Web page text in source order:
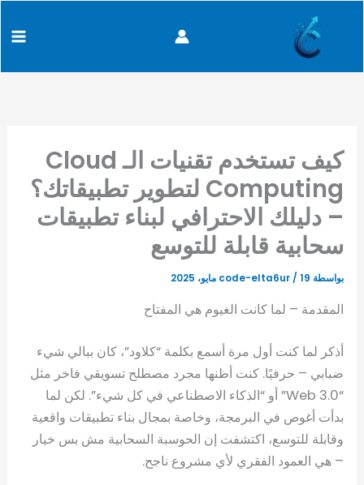
كيف تستخدم تقنيات الـ Cloud
Computing لتطوير تطبيقاتك؟
– دليلك الاحترافي لبناء تطبيقات
سحابية قابلة للتوسع
بواسطة code-elta6ur / 19 مايو، 2025
المقدمة – لما كانت الغيوم هي المفتاح
أذكر لما كنت أول مرة أسمع بكلمة “كلاود”، كان ببالي شيء
ضبابي – حرفيًا. كنت أظنها مجرد مصطلح تسويقي فاخر مثل
“Web 3.0” أو “الذكاء الاصطناعي في كل شيء”. لكن لما
بدأت أغوص في البرمجة، وخاصة بمجال بناء تطبيقات واقعية
وقابلة للتوسع، اكتشفت إن الحوسبة السحابية مش بس خيار
– هي العمود الفقري لأي مشروع ناجح.